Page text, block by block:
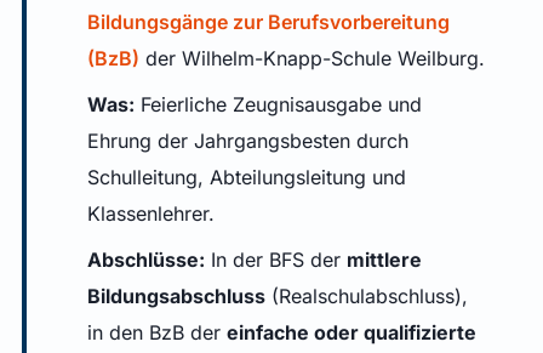
Bildungsgänge zur Berufsvorbereitung
(BzB) der Wilhelm-Knapp-Schule Weilburg.
Was: Feierliche Zeugnisausgabe und
Ehrung der Jahrgangsbesten durch
Schulleitung, Abteilungsleitung und
Klassenlehrer.
Abschlüsse: In der BFS der mittlere
Bildungsabschluss(Realschulabschluss),
in den BzB der einfache oder qualifizierte